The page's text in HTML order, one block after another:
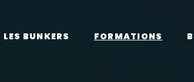
LES BUNKERS FORMATIONS